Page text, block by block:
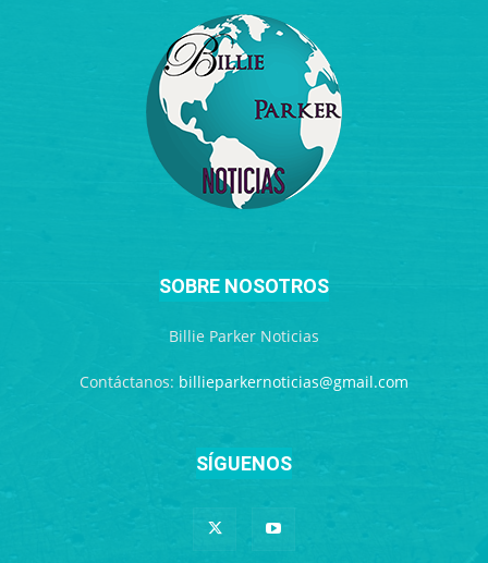
SOBRE NOSOTROS
Billie Parker Noticias
Contáctanos: billieparkernoticias@gmail.com
SÍGUENOS